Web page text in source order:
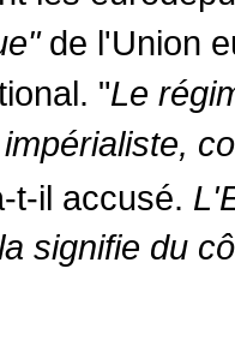
de l'Union
"Le
t-il accusé.
signifie du